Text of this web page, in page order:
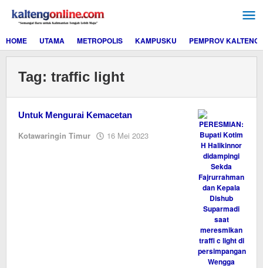
konten
HOME
UTAMA METROPOLIS KAMPUSKU PEMPROV KALTENG
Tag: traffic light
Untuk Mengurai Kemacetan
Kotawaringin Timur 16 Mei 2023